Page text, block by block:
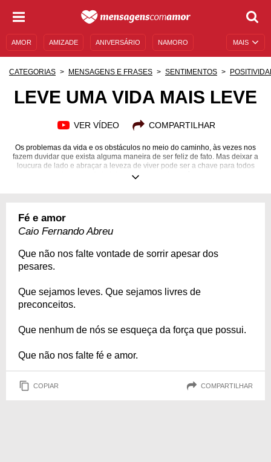
MAIS
AMOR AMIZADE ANIVERSÁRIO NAMORO
CATEGORIAS MENSAGENS E FRASES SENTIMENTOS
LEVE UMA VIDA MAIS LEVE
VER VÍDEO COMPARTILHAR
Os problemas da vida e os obstáculos no meio do caminho, às vezes nos
fazem duvidar que exista alguma maneira de ser feliz de fato. Mas deixar a
loucura de lado e abraçar a leveza de viver pode ser a chave para todos
as tristezas. Seja feliz, seja leve, seja você mesmo!
Fé e amor
Caio Fernando Abreu
Que não nos falte vontade de sorrir apesar dos
pesares.
Que sejamos leves. Que sejamos livres de
preconceitos.
Que nenhum de nós se esqueça da força que possui.
Que não nos falte fé e amor.
COPIAR COMPARTILHAR